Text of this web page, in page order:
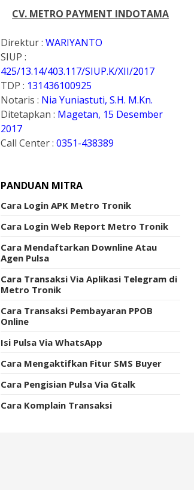
CV. METRO PAYMENT INDOTAMA
Direktur :WARIYANTO
SIUP :
425/13.14/403.117/SIUP.K/XII/2017
TDP : 131436100925
Notaris : Nia Yuniastuti, S.H. M.Kn.
Ditetapkan : Magetan, 15 Desember
2017
Call Center :0351-438389
PANDUAN MITRA
Cara Login APK Metro Tronik
Cara Login Web Report Metro Tronik
Cara Mendaftarkan Downline Atau
Agen Pulsa
Cara Transaksi Via Aplikasi Telegram di
Metro Tronik
Cara Transaksi Pembayaran PPOB
Online
Isi Pulsa Via WhatsApp
Cara Mengaktifkan Fitur SMS Buyer
Cara Pengisian Pulsa Via Gtalk
Cara Komplain Transaksi